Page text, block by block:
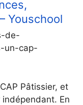
Youschool
de-
un-cap-
Pâtissier, et
En